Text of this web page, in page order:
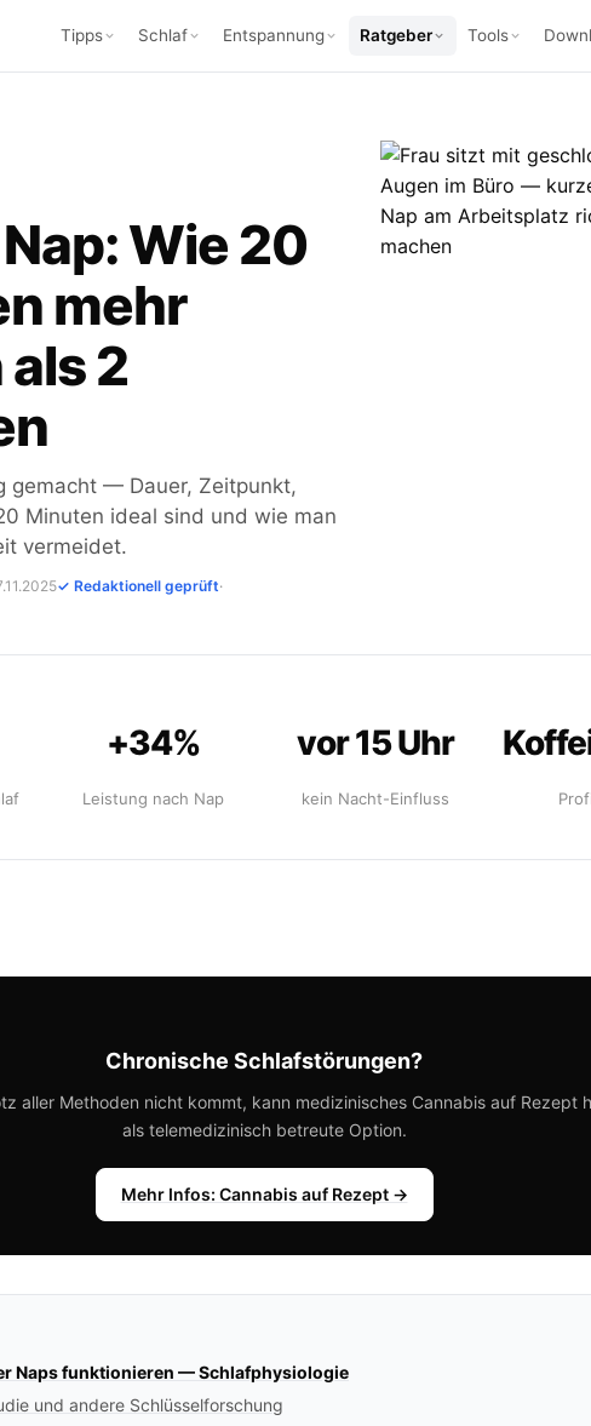
Tipps Schlaf Entspannung Ratgeber Tools
Wie 20
mehr
2
gemacht — Dauer, Zeitpunkt,
Minuten ideal sind und wie man
vermeidet.
✓ Redaktionell geprüft·
+34%
Leistung nach Nap
vor 15 Uhr
kein Nacht-Einfluss
Chronische Schlafstörungen?
aller Methoden nicht kommt, kann medizinisches Cannabis auf Rezept
als telemedizinisch betreute Option.
Mehr Infos: Cannabis auf Rezept →
Naps funktionieren — Schlafphysiologie
und andere Schlüsselforschung